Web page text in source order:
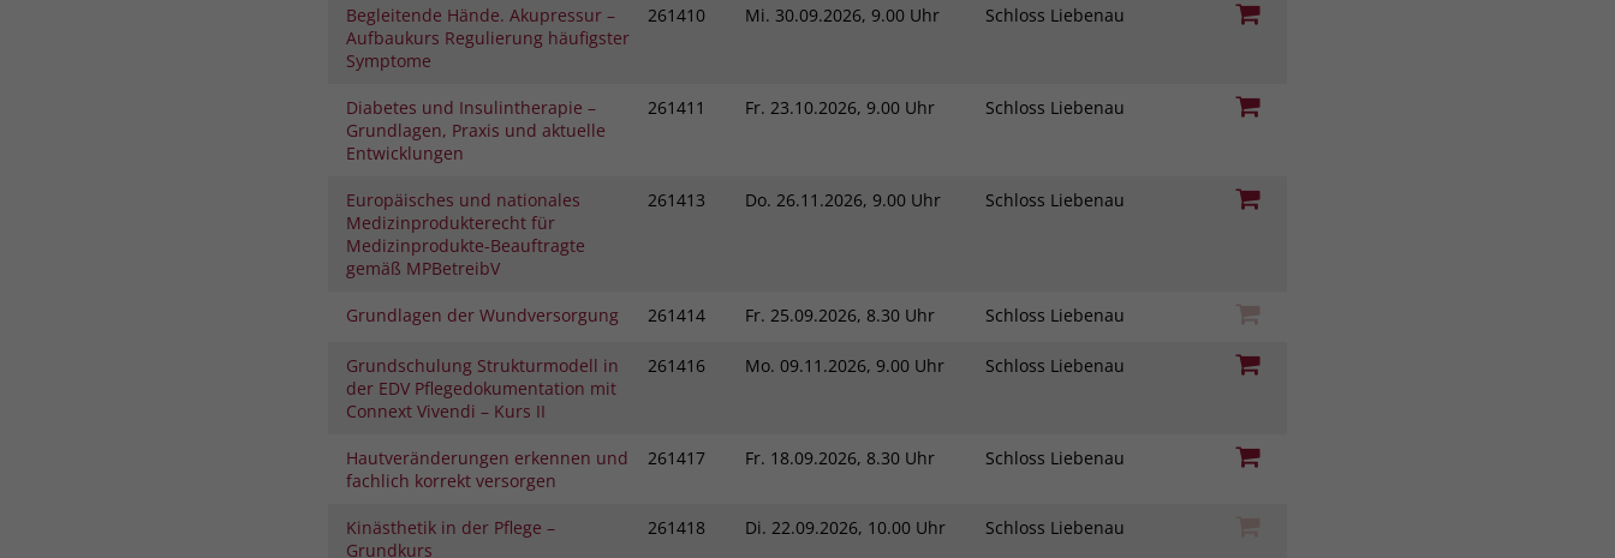
Begleitende Hände. Akupressur –
Aufbaukurs Regulierung häufigster
Symptome
261410 Mi. 30.09.2026, 9.00 Uhr Schloss Liebenau
Diabetes und Insulintherapie –
Grundlagen, Praxis und aktuelle
Entwicklungen
261411 Fr. 23.10.2026, 9.00 Uhr Schloss Liebenau
Europäisches und nationales
Medizinprodukterecht für
Medizinprodukte-Beauftragte
gemäß MPBetreibV
261413 Do. 26.11.2026, 9.00 Uhr Schloss Liebenau
Grundlagen der Wundversorgung 261414 Fr. 25.09.2026, 8.30 Uhr Schloss Liebenau
Grundschulung Strukturmodell in
der EDV Pflegedokumentation mit
Connext Vivendi – Kurs II
261416 Mo. 09.11.2026, 9.00 Uhr Schloss Liebenau
Hautveränderungen erkennen und
fachlich korrekt versorgen
261417 Fr. 18.09.2026, 8.30 Uhr Schloss Liebenau
Kinästhetik in der Pflege –
Grundkurs
261418 Di. 22.09.2026, 10.00 Uhr Schloss Liebenau